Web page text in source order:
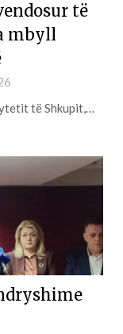
të
mbyll
të Shkupit,…